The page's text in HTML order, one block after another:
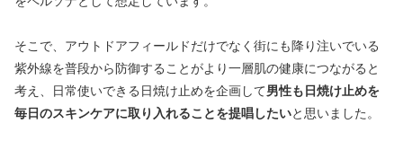
そこで、アウトドアフィールドだけでなく街にも降り注いでいる
紫外線を普段から防御することがより一層肌の健康につながると
考え、日常使いできる日焼け止めを企画して男性も日焼け止めを
毎日のスキンケアに取り入れることを提唱したいと思いました。